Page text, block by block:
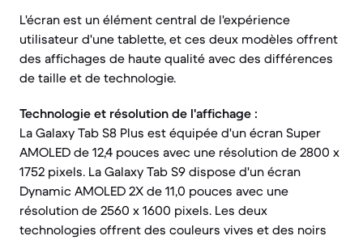
L'écran est un élément central de l'expérience
utilisateur d'une tablette, et ces deux modèles offrent
des affichages de haute qualité avec des différences
de taille et de technologie.
Technologie et résolution de l'affichage :
La Galaxy Tab S8 Plus est équipée d'un écran Super
AMOLED de 12,4 pouces avec une résolution de 2800 x
1752 pixels. La Galaxy Tab S9 dispose d'un écran
Dynamic AMOLED 2X de 11,0 pouces avec une
résolution de 2560 x 1600 pixels. Les deux
technologies offrent des couleurs vives et des noirs